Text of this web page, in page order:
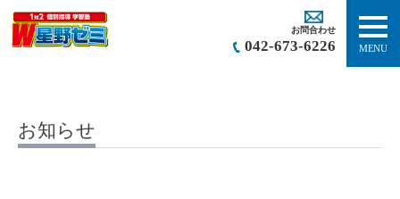
お問合わせ
042-673-6226 MENU
お知らせ